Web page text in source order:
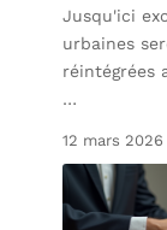
Jusqu'ici
urbaines
réintégrées
…
12 mars 2026